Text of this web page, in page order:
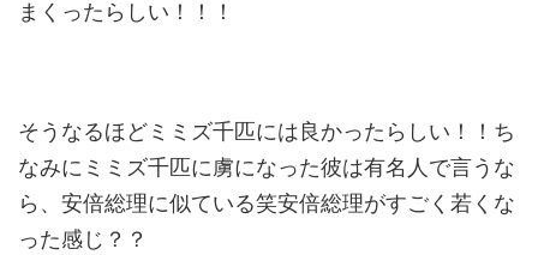
まくったらしい！！！
そうなるほどミミズ千匹には良かったらしい！！ち
なみにミミズ千匹に虜になった彼は有名人で言うな
ら、安倍総理に似ている笑安倍総理がすごく若くな
った感じ？？